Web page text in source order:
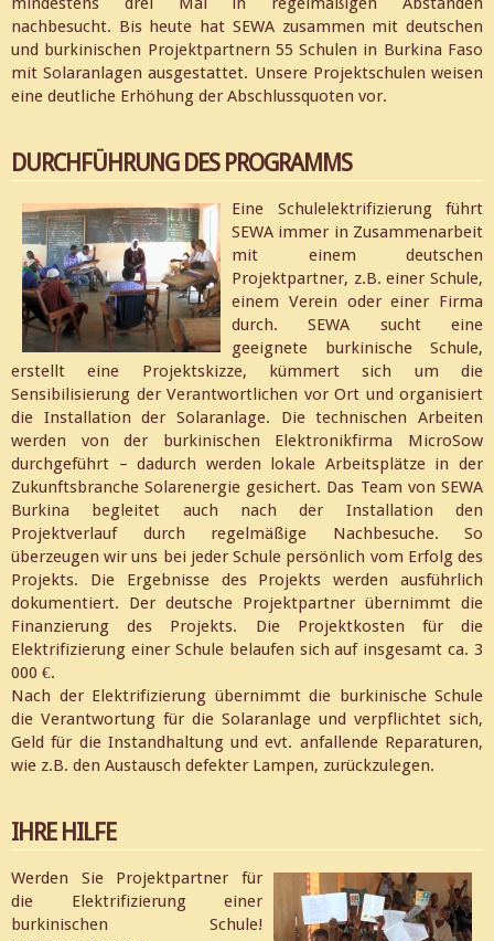
nachbesucht. Bis heute hat SEWA zusammen mit deutschen
und burkinischen Projektpartnern 55 Schulen in Burkina Faso
mit Solaranlagen ausgestattet. Unsere Projektschulen weisen
eine deutliche Erhöhung der Abschlussquoten vor.
DURCHFÜHRUNG DES PROGRAMMS
Eine Schulelektrifizierung führt
SEWA immer in Zusammenarbeit
mit einem deutschen
Projektpartner, z.B. einer Schule,
einem Verein oder einer Firma
durch. SEWA sucht eine
geeignete burkinische Schule,
erstellt eine Projektskizze, kümmert sich um die
Sensibilisierung der Verantwortlichen vor Ort und organisiert
die Installation der Solaranlage. Die technischen Arbeiten
werden von der burkinischen Elektronikfirma MicroSow
durchgeführt – dadurch werden lokale Arbeitsplätze in der
Zukunftsbranche Solarenergie gesichert. Das Team von SEWA
Burkina begleitet auch nach der Installation den
Projektverlauf durch regelmäßige Nachbesuche. So
überzeugen wir uns bei jeder Schule persönlich vom Erfolg des
Projekts. Die Ergebnisse des Projekts werden ausführlich
dokumentiert. Der deutsche Projektpartner übernimmt die
Finanzierung des Projekts. Die Projektkosten für die
Elektrifizierung einer Schule belaufen sich auf insgesamt ca. 3
000 €.
Nach der Elektrifizierung übernimmt die burkinische Schule
die Verantwortung für die Solaranlage und verpflichtet sich,
Geld für die Instandhaltung und evt. anfallende Reparaturen,
wie z.B. den Austausch defekter Lampen, zurückzulegen.
IHRE HILFE
Werden Sie Projektpartner für
die Elektrifizierung einer
burkinischen Schule!